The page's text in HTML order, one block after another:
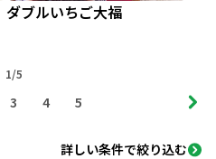
ダブルいちご大福
1/5
3 4 5
詳しい条件で絞り込む